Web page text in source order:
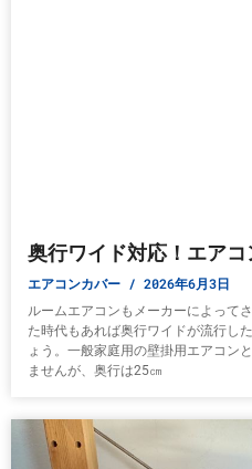
奥行ワイド対応！エア
エアコンカバー 2026年6月3日
ルームエアコンもメーカーによって
た時代もあれば奥行ワイドが流行し
ょう。一般家庭用の壁掛用エアコン
ませんが、奥行は25㎝